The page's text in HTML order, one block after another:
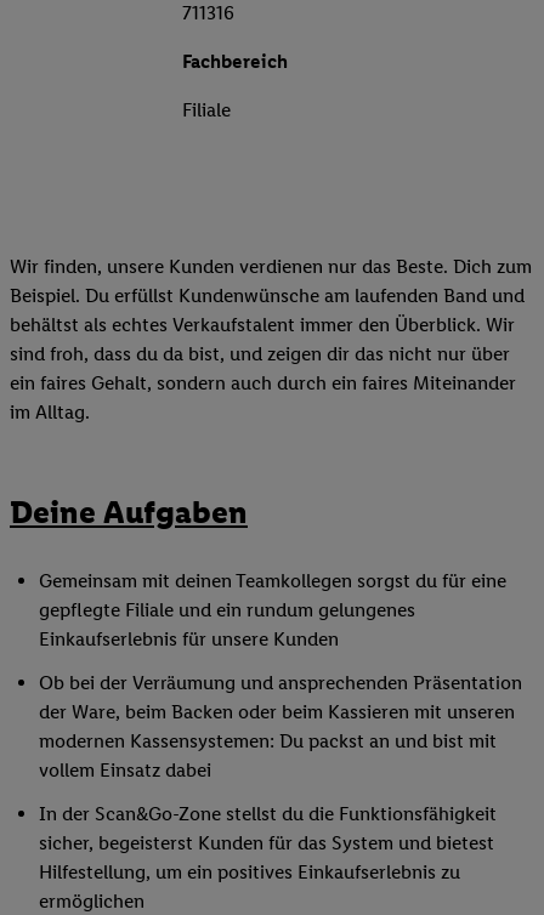
711316
Fachbereich
Filiale
Wir finden, unsere Kunden verdienen nur das Beste. Dich zum
Beispiel. Du erfüllst Kundenwünsche am laufenden Band und
behältst als echtes Verkaufstalent immer den Überblick. Wir
sind froh, dass du da bist, und zeigen dir das nicht nur über
ein faires Gehalt, sondern auch durch ein faires Miteinander
im Alltag.
Deine Aufgaben
Gemeinsam mit deinen Teamkollegen sorgst du für eine
gepflegte Filiale und ein rundum gelungenes
Einkaufserlebnis für unsere Kunden
Ob bei der Verräumung und ansprechenden Präsentation
der Ware, beim Backen oder beim Kassieren mit unseren
modernen Kassensystemen: Du packst an und bist mit
vollem Einsatz dabei
In der Scan&Go-Zone stellst du die Funktionsfähigkeit
sicher, begeisterst Kunden für das System und bietest
Hilfestellung, um ein positives Einkaufserlebnis zu
ermöglichen